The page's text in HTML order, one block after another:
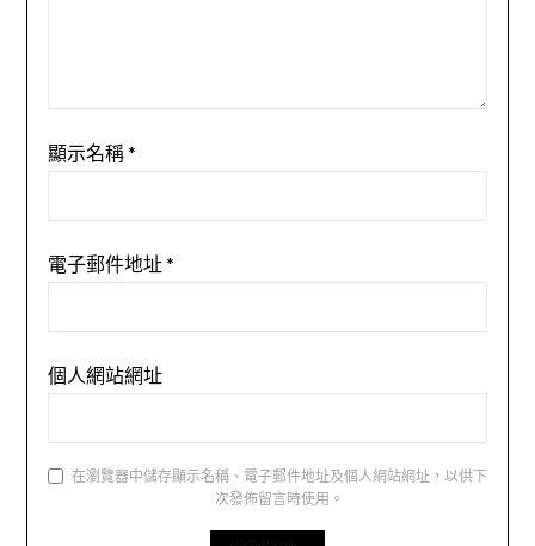
顯示名稱*
電子郵件地址*
個人網站網址
在瀏覽器中儲存顯示名稱、電子郵件地址及個人網站網址，以供下
次發佈留言時使用。